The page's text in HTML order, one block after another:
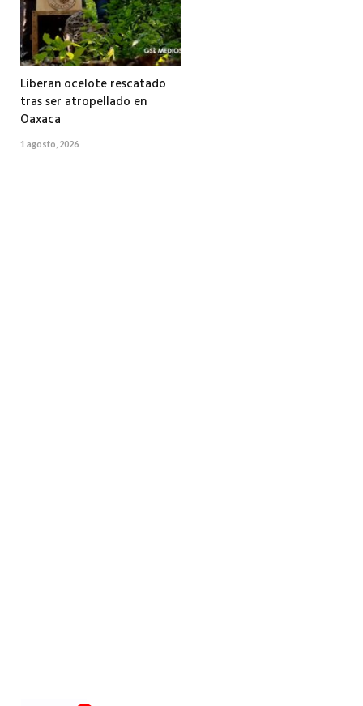
Liberan ocelote rescatado
tras ser atropellado en
Oaxaca
1 agosto, 2026